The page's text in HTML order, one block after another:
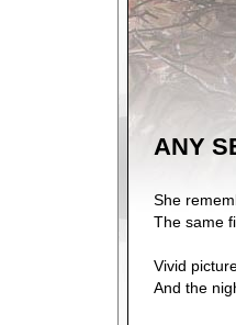
ANY
She
The same
Vivid
And the